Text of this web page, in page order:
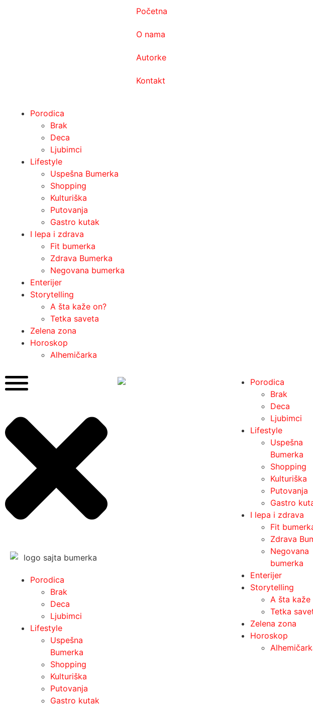
Početna
O nama
Autorke
Kontakt
Porodica
Brak
Deca
Ljubimci
Lifestyle
Uspešna Bumerka
Shopping
Kulturiška
Putovanja
Gastro kutak
I lepa i zdrava
Fit bumerka
Zdrava Bumerka
Negovana bumerka
Enterijer
Storytelling
A šta kaže on?
Tetka saveta
Zelena zona
Horoskop
Alhemičarka
Porodica
Brak
Deca
Ljubimci
Lifestyle
Uspešna
Bumerka
Shopping
Kulturiška
Putovanja
Gastro kutak
Porodica
Brak
Deca
Ljubimci
Lifestyle
Uspešna
Bumerka
Shopping
Kulturiška
Putovanja
Gastro
I lepa i zdrava
Fit
Zdrava
Negovana
bumerka
Enterijer
Storytelling
A šta kaže
Tetka
Zelena zona
Horoskop